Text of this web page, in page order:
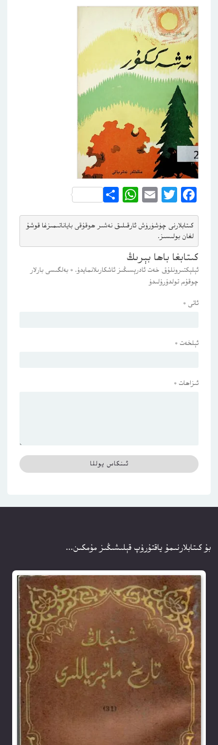
Facebook
Twitter
Email
WhatsApp
Share
كىتابلارنى چۈشۈرۈش ئارقىلىق نەشىر ھوقۇقى باياناتىمىزغا قوشۇ
لغان بولىسىز.
كىتابغا باھا بېرىڭ
ئېلېكتىرونلۇق خەت ئادرېسىڭىز ئاشكارىلانمايدۇ. * بەلگىسى بارلار
چوقۇم تولدۇرۇلىدۇ
ئاتى *
ئېلخەت *
ئىزاھات *
بۇ كىتابلارنىمۇ ياقتۇرۇپ قېلىشىڭىز مۇمكىن...